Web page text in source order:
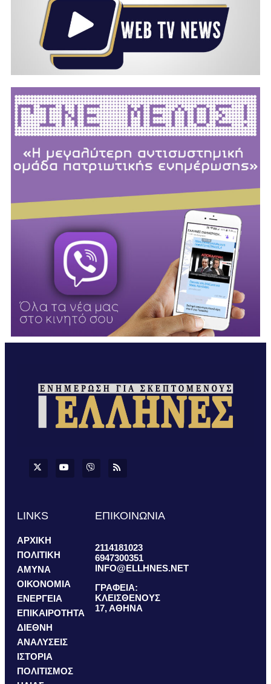
LINKS
ΑΡΧΙΚΗ
ΠΟΛΙΤΙΚΗ
ΑΜΥΝΑ
ΟΙΚΟΝΟΜΙΑ
ΕΝΕΡΓΕΙΑ
ΕΠΙΚΑΙΡΟΤΗΤΑ
ΔΙΕΘΝΗ
ΑΝΑΛΥΣΕΙΣ
ΙΣΤΟΡΙΑ
ΠΟΛΙΤΙΣΜΟΣ
ΕΠΙΚΟΙΝΩΝΙΑ
2114181023
6947300351
INFO@ELLHNES.NET
ΓΡΑΦΕΙΑ:
ΚΛΕΙΣΘΕΝΟΥΣ
17, ΑΘΗΝΑ